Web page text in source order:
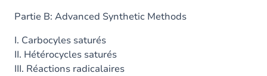
Partie B: Advanced Synthetic Methods
I. Carbocyles saturés
II. Hétérocycles saturés
III. Réactions radicalaires